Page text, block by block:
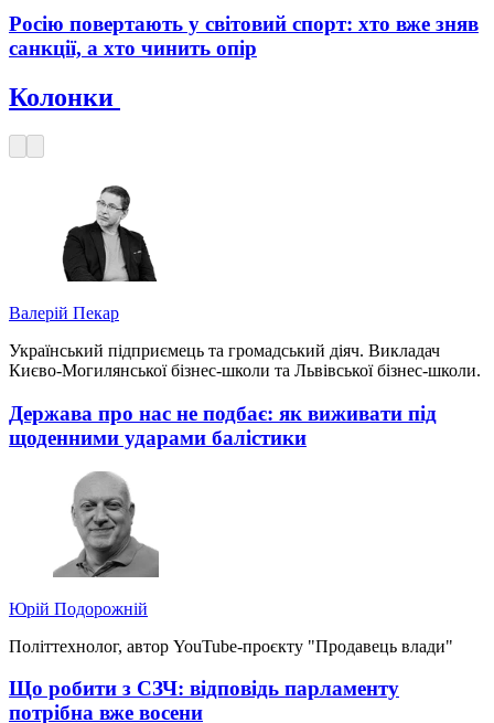
Росію повертають у світовий спорт: хто вже зняв
санкції, а хто чинить опір
Колонки
Валерій Пекар
Український підприємець та громадський діяч. Викладач
Києво-Могилянської бізнес-школи та Львівської бізнес-школи.
Держава про нас не подбає: як виживати під
щоденними ударами балістики
Юрій Подорожній
Політтехнолог, автор YouTube-проєкту "Продавець влади"
Що робити з СЗЧ: відповідь парламенту
потрібна вже восени